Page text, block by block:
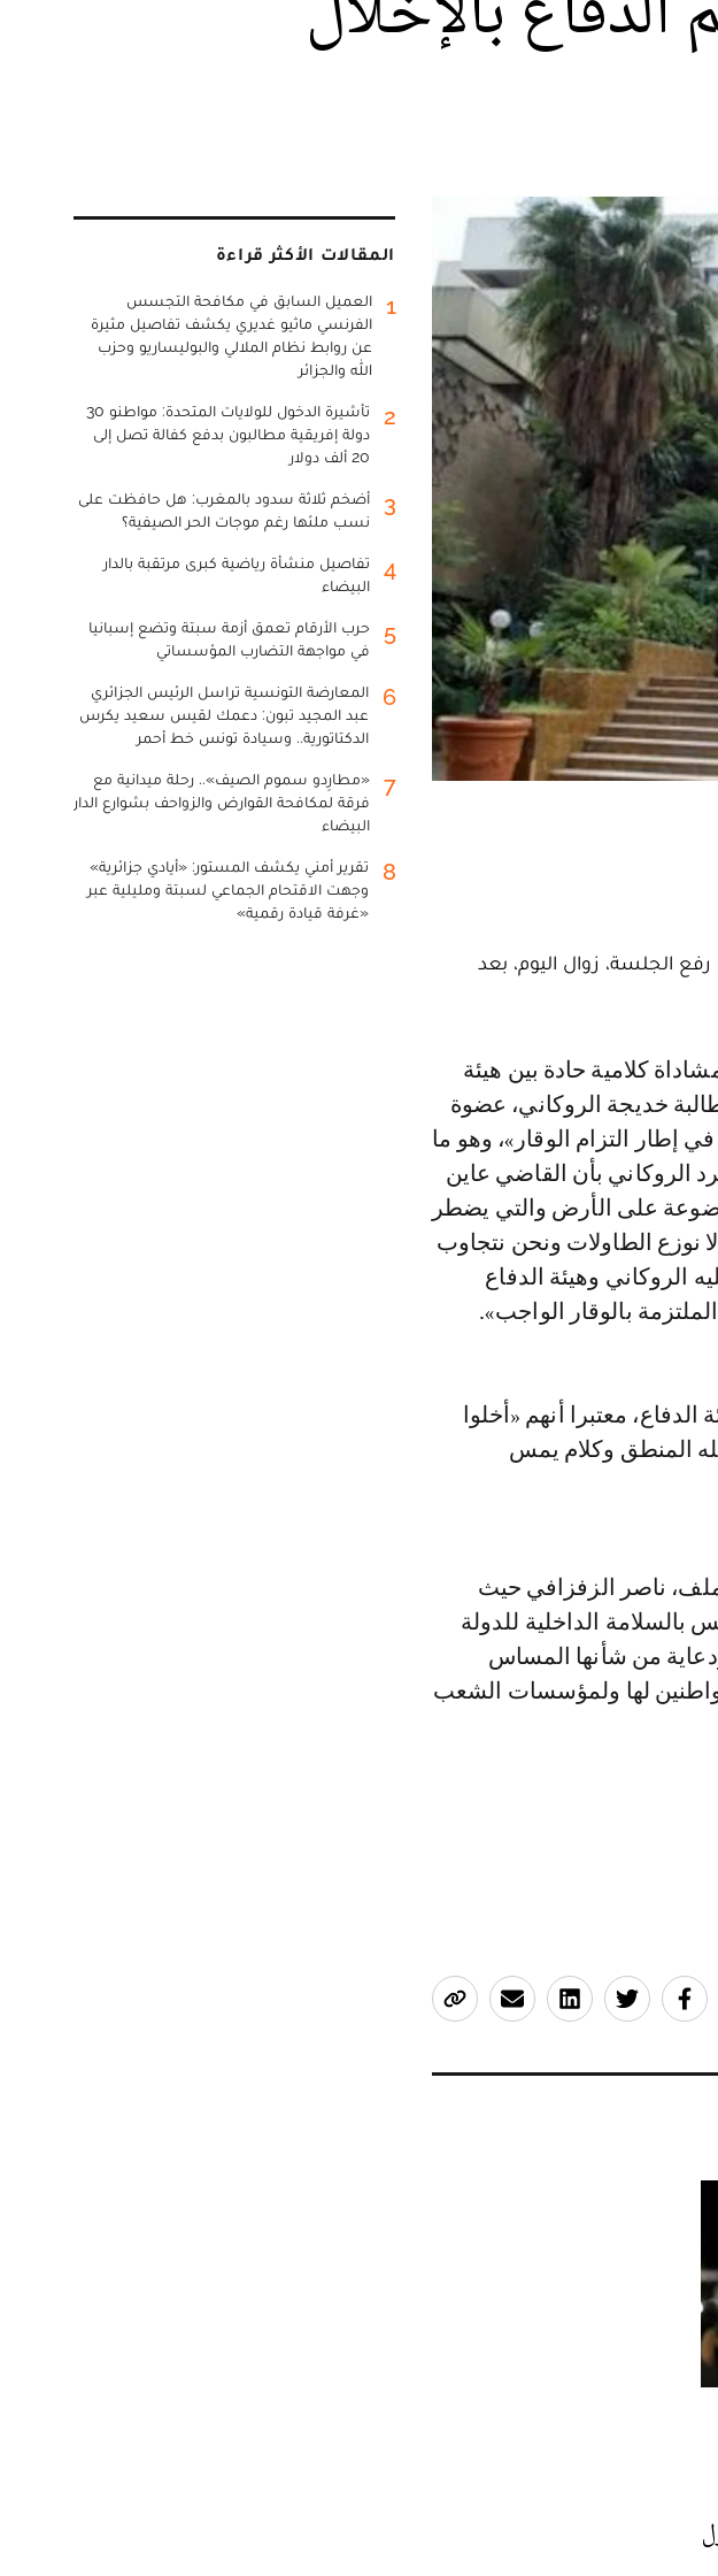
الجلسة، زوال اليوم، بعد
خديجة الروكاني، عضوة
إطار التزام الوقار»، وهو ما
الروكاني بأن القاضي عاين
على الأرض والتي يضطر
نوزع الطاولات ونحن نتجاوب
الروكاني وهيئة الدفاع
بالوقار الواجب».
معتبرا أنهم «أخلوا
المنطق وكلام يمس
ناصر الزفزافي حيث
بالسلامة الداخلية للدولة
من شأنها المساس
لها ولمؤسسات الشعب
المقالات الأكثر قراءة
1
العميل السابق في مكافحة التجسس
الفرنسي ماثيو غديري يكشف تفاصيل مثيرة
عن روابط نظام الملالي والبوليساريو وحزب
الله والجزائر
2
تأشيرة الدخول للولايات المتحدة: مواطنو 30
دولة إفريقية مطالبون بدفع كفالة تصل إلى
20 ألف دولار
3
أضخم ثلاثة سدود بالمغرب: هل حافظت على
نسب ملئها رغم موجات الحر الصيفية؟
4
تفاصيل منشأة رياضية كبرى مرتقبة بالدار
البيضاء
5
حرب الأرقام تعمق أزمة سبتة وتضع إسبانيا
في مواجهة التضارب المؤسساتي
6
المعارضة التونسية تراسل الرئيس الجزائري
عبد المجيد تبون: دعمك لقيس سعيد يكرس
الدكتاتورية.. وسيادة تونس خط أحمر
7
«مطارِدو سموم الصيف».. رحلة ميدانية مع
فرقة لمكافحة القوارض والزواحف بشوارع الدار
البيضاء
8
تقرير أمني يكشف المستور: «أيادي جزائرية»
وجهت الاقتحام الجماعي لسبتة ومليلية عبر
«غرفة قيادة رقمية»